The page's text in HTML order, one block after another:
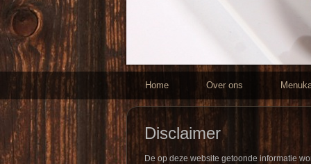
Home Over ons
Disclaimer
De op deze website getoonde informatie